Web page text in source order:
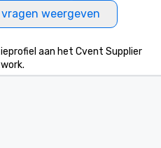
weergeven
aan het Cvent Supplier